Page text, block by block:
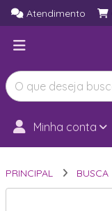
Atendimento
Minha conta
PRINCIPAL BUSCA